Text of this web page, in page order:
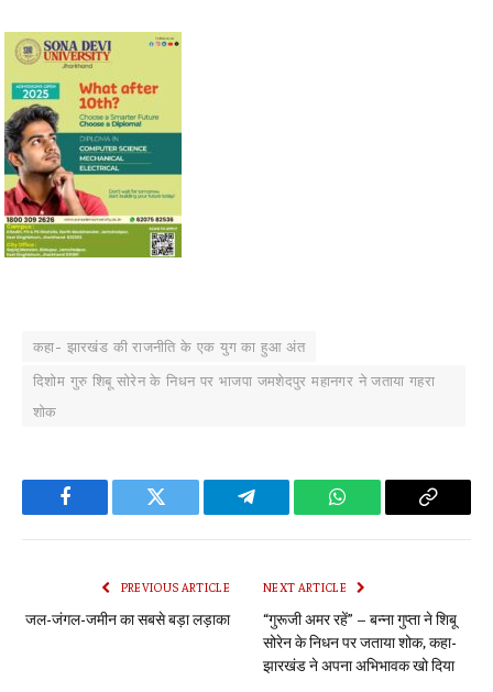
कहा- झारखंड की राजनीति के एक युग का हुआ अंत
दिशोम गुरु शिबू सोरेन के निधन पर भाजपा जमशेदपुर महानगर ने जताया गहरा
शोक
Facebook Twitter Telegram WhatsApp Copy
PREVIOUS ARTICLE
जल-जंगल-जमीन का सबसे बड़ा लड़ाका
NEXT ARTICLE
“गुरूजी अमर रहें” – बन्ना गुप्ता ने शिबू
सोरेन के निधन पर जताया शोक, कहा-
झारखंड ने अपना अभिभावक खो दिया